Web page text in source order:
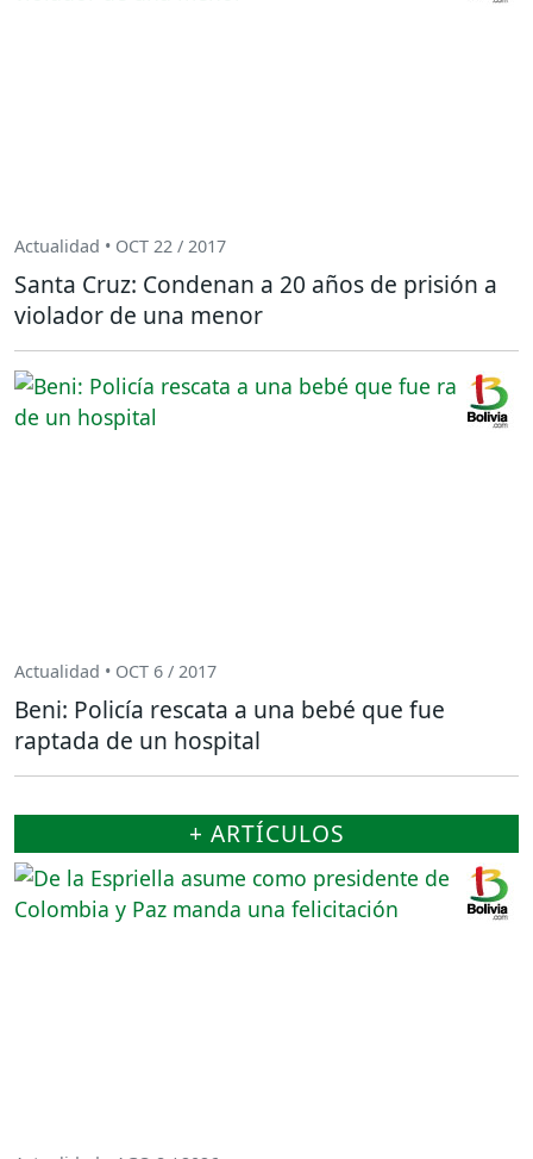
Actualidad • OCT 22 / 2017
Santa Cruz: Condenan a 20 años de prisión a
violador de una menor
Actualidad • OCT 6 / 2017
Beni: Policía rescata a una bebé que fue
raptada de un hospital
+ ARTÍCULOS